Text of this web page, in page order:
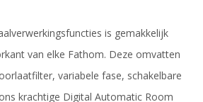
is gemakkelijk
van elke Fathom. Deze omvatten
variabele fase, schakelbare
krachtige Digital Automatic Room